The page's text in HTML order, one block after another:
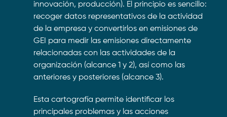
innovación, producción). El principio es sencillo:
recoger datos representativos de la actividad
de la empresa y convertirlos en emisiones de
GEI para medir las emisiones directamente
relacionadas con las actividades de la
organización (alcance 1 y 2), así como las
anteriores y posteriores (alcance 3).
Esta cartografía permite identificar los
principales problemas y las acciones